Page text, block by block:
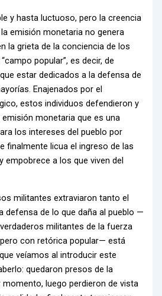
y hasta luctuoso, pero la creencia
emisión monetaria no genera
la grieta de la conciencia de los
popular”, es decir, de
estar dedicados a la defensa de
Enajenados por el
estos individuos defendieron y
monetaria que es una
los intereses del pueblo por
finalmente licua el ingreso de las
empobrece a los que viven del
militantes extraviaron tanto el
defensa de lo que daña al pueblo —
militantes de la fuerza
con retórica popular— está
veíamos al introducir este
quedaron presos de la
momento, luego perdieron de vista